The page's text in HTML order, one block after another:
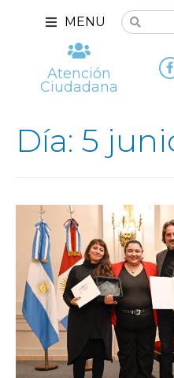
MENU
Atención
Ciudadana
Día: 5